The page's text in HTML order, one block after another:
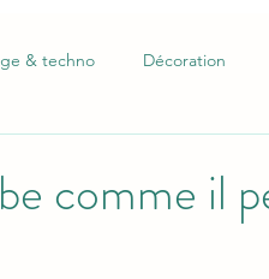
& techno Décoration
comme il